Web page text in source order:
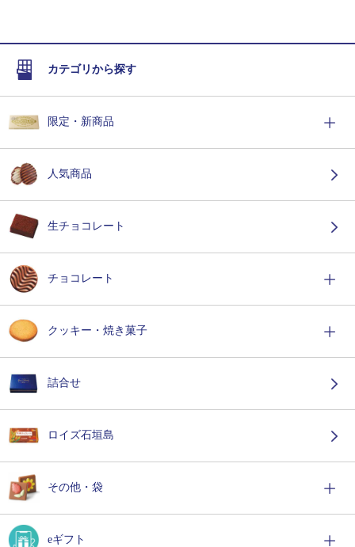
カテゴリから探す
限定・新商品
人気商品
生チョコレート
チョコレート
クッキー・焼き菓子
詰合せ
ロイズ石垣島
その他・袋
eギフト